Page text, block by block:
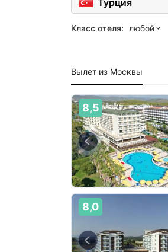
Турция
Класс отеля: любой
Вылет из Москвы
8,5
8,0